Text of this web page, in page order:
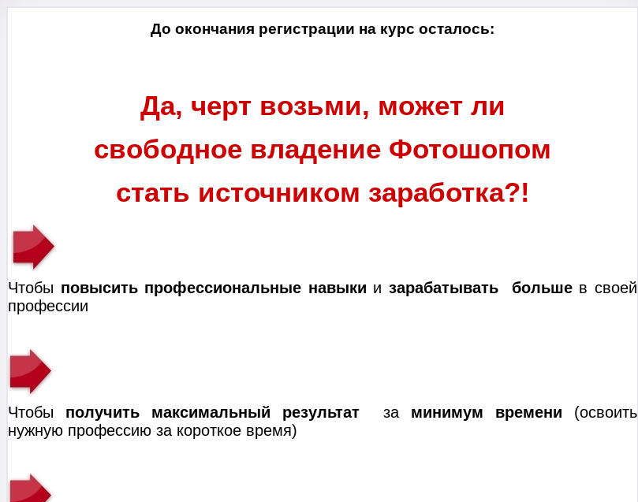
До окончания регистрации на курс осталось:
Да, черт возьми, может ли
свободное владение Фотошопом
стать источником заработка?!
Чтобы повысить профессиональные навыки и зарабатывать большев своей
профессии
Чтобы получить максимальный результат за минимум времени (освоить
нужную профессию за короткое время)